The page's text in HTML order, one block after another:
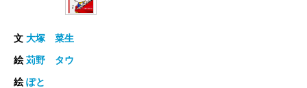
文 大塚 菜生
絵苅野 タウ
絵ぽと